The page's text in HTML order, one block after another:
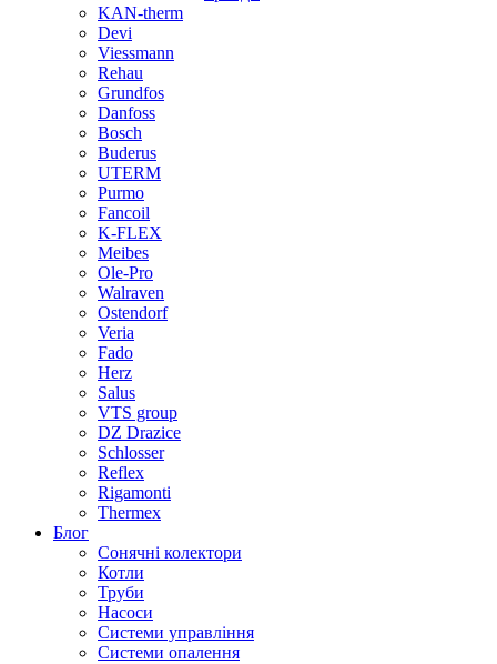
KAN-therm
Devi
Viessmann
Rehau
Grundfos
Danfoss
Bosch
Buderus
UTERM
Purmo
Fancoil
K-FLEX
Meibes
Ole-Pro
Walraven
Ostendorf
Veria
Fado
Herz
Salus
VTS group
DZ Drazice
Schlosser
Reflex
Rigamonti
Thermex
Блог
Сонячні колектори
Котли
Труби
Насоси
Системи управління
Системи опалення